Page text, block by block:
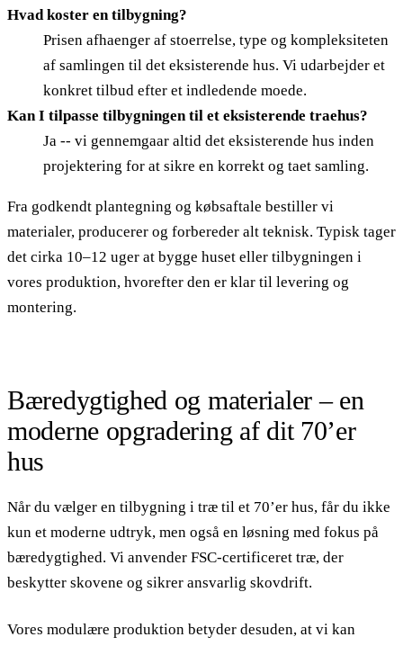
Hvad koster en tilbygning?
Prisen afhaenger af stoerrelse, type og kompleksiteten
af samlingen til det eksisterende hus. Vi udarbejder et
konkret tilbud efter et indledende moede.
Kan I tilpasse tilbygningen til et eksisterende traehus?
Ja -- vi gennemgaar altid det eksisterende hus inden
projektering for at sikre en korrekt og taet samling.
Fra godkendt plantegning og købsaftale bestiller vi
materialer, producerer og forbereder alt teknisk. Typisk tager
det cirka 10–12 uger at bygge huset eller tilbygningen i
vores produktion, hvorefter den er klar til levering og
montering.
Bæredygtighed og materialer – en
moderne opgradering af dit 70’er
hus
Når du vælger en tilbygning i træ til et 70’er hus, får du ikke
kun et moderne udtryk, men også en løsning med fokus på
bæredygtighed. Vi anvender FSC-certificeret træ, der
beskytter skovene og sikrer ansvarlig skovdrift.
Vores modulære produktion betyder desuden, at vi kan